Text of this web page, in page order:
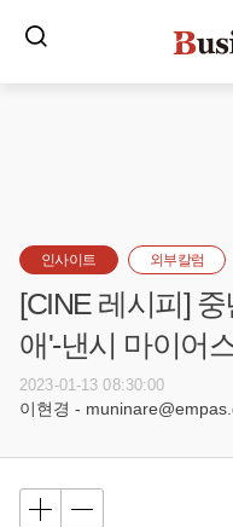
인사이트 외부칼럼
[CINE 레시피]
애'-낸시 마이어
2023-01-13 08:30:00
이현경 -